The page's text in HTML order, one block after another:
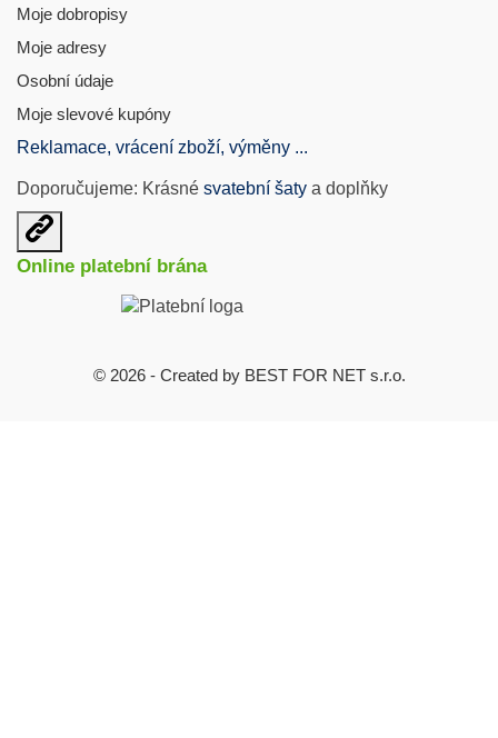
Moje dobropisy
Moje adresy
Osobní údaje
Moje slevové kupóny
Reklamace, vrácení zboží, výměny ...
Doporučujeme: Krásné svatební šaty a doplňky
Otevřit
užitečné
odkazy
Online platební brána
© 2026 - Created by BEST FOR NET s.r.o.